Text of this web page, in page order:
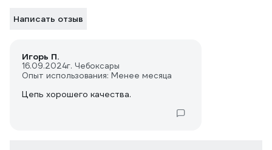
Написать отзыв
Игорь П.
16.09.2024г. Чебоксары
Опыт использования: Менее месяца
Цепь хорошего качества.